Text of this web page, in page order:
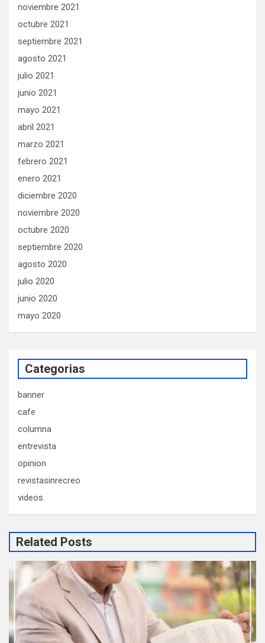
noviembre 2021
octubre 2021
septiembre 2021
agosto 2021
julio 2021
junio 2021
mayo 2021
abril 2021
marzo 2021
febrero 2021
enero 2021
diciembre 2020
noviembre 2020
octubre 2020
septiembre 2020
agosto 2020
julio 2020
junio 2020
mayo 2020
Categorias
banner
cafe
columna
entrevista
opinion
revistasinrecreo
videos
Related Posts